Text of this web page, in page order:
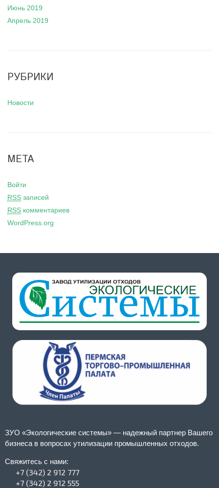
Июнь 2019
Апрель 2019
РУБРИКИ
Новости
МЕТА
Войти
RSS записей
RSS комментариев
WordPress.org
ЗУО «Экологические системы» — надежный партнер Вашего
бизнеса в вопросах утилизации промышленных отходов.
Свяжитесь с нами:
+7 (342) 2 912 777
+7 (342) 2 912 555​